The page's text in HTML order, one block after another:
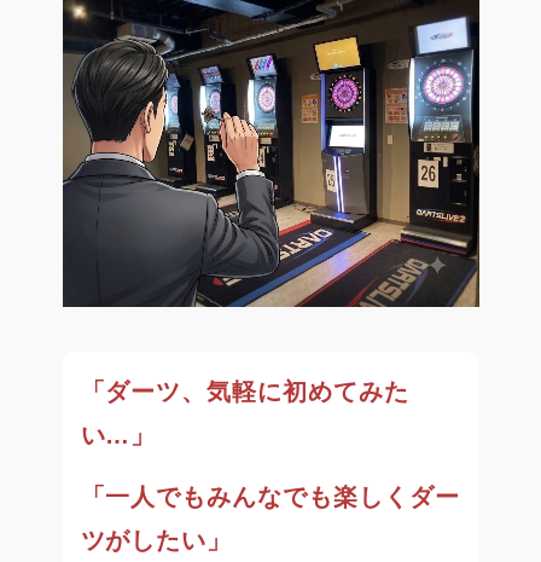
スマホアプリ紹介
オンラインゲーム
映画 / アニメ / 電子書籍
「ダーツ、気軽に初めてみた
い…」
「一人でもみんなでも楽しくダー
ツがしたい」